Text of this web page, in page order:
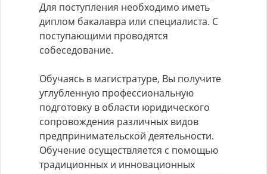
Для поступления необходимо иметь
диплом бакалавра или специалиста. С
поступающими проводятся
собеседование.
Обучаясь в магистратуре, Вы получите
углубленную профессиональную
подготовку в области юридического
сопровождения различных видов
предпринимательской деятельности.
Обучение осуществляется с помощью
традиционных и инновационных